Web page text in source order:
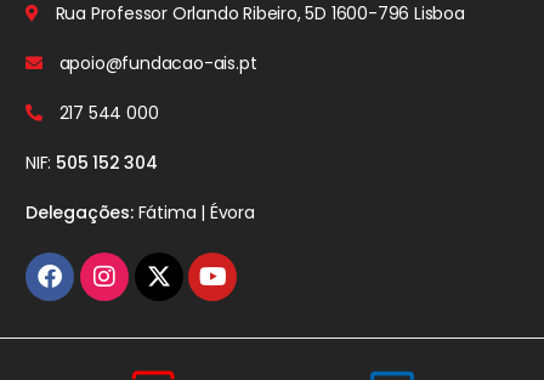
Rua Professor Orlando Ribeiro, 5D 1600-796 Lisboa
apoio@fundacao-ais.pt
217 544 000
NIF: 505 152 304
Delegações:Fátima | Évora